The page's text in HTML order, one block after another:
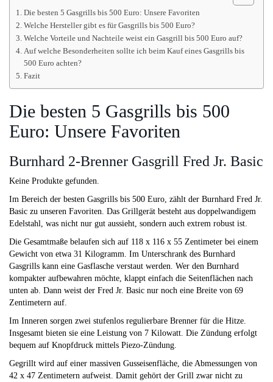
Die besten 5 Gasgrills bis 500 Euro: Unsere Favoriten
Welche Hersteller gibt es für Gasgrills bis 500 Euro?
Welche Vorteile und Nachteile weist ein Gasgrill bis 500 Euro auf?
Auf welche Besonderheiten sollte ich beim Kauf eines Gasgrills bis
500 Euro achten?
Fazit
Die besten 5 Gasgrills bis 500
Euro: Unsere Favoriten
Burnhard 2-Brenner Gasgrill Fred Jr. Basic
Keine Produkte gefunden.
Im Bereich der besten Gasgrills bis 500 Euro, zählt der Burnhard Fred Jr.
Basic zu unseren Favoriten. Das Grillgerät besteht aus doppelwandigem
Edelstahl, was nicht nur gut aussieht, sondern auch extrem robust ist.
Die Gesamtmaße belaufen sich auf 118 x 116 x 55 Zentimeter bei einem
Gewicht von etwa 31 Kilogramm. Im Unterschrank des Burnhard
Gasgrills kann eine Gasflasche verstaut werden. Wer den Burnhard
kompakter aufbewahren möchte, klappt einfach die Seitenflächen nach
unten ab. Dann weist der Fred Jr. Basic nur noch eine Breite von 69
Zentimetern auf.
Im Inneren sorgen zwei stufenlos regulierbare Brenner für die Hitze.
Insgesamt bieten sie eine Leistung von 7 Kilowatt. Die Zündung erfolgt
bequem auf Knopfdruck mittels Piezo-Zündung.
Gegrillt wird auf einer massiven Gusseisenfläche, die Abmessungen von
42 x 47 Zentimetern aufweist. Damit gehört der Grill zwar nicht zu